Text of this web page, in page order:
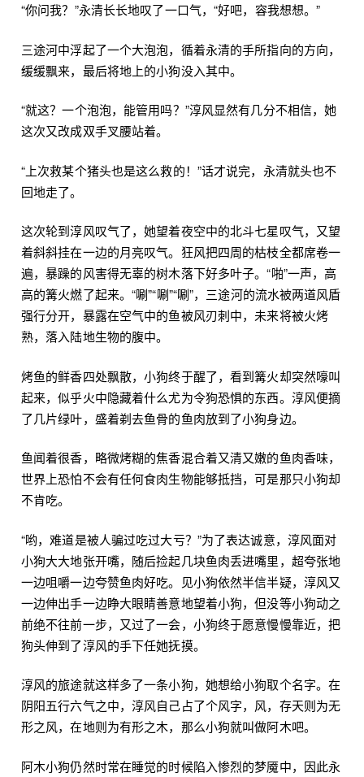
“你问我？”永清长长地叹了一口气，“好吧，容我想想。”
三途河中浮起了一个大泡泡，循着永清的手所指向的方向，
缓缓飘来，最后将地上的小狗没入其中。
“就这？一个泡泡，能管用吗？”淳风显然有几分不相信，她
这次又改成双手叉腰站着。
“上次救某个猪头也是这么救的！”话才说完，永清就头也不
回地走了。
这次轮到淳风叹气了，她望着夜空中的北斗七星叹气，又望
着斜斜挂在一边的月亮叹气。狂风把四周的枯枝全都席卷一
遍，暴躁的风害得无辜的树木落下好多叶子。“啪”一声，高
高的篝火燃了起来。“唰”“唰”“唰”，三途河的流水被两道风盾
强行分开，暴露在空气中的鱼被风刃刺中，未来将被火烤
熟，落入陆地生物的腹中。
烤鱼的鲜香四处飘散，小狗终于醒了，看到篝火却突然嚎叫
起来，似乎火中隐藏着什么尤为令狗恐惧的东西。淳风便摘
了几片绿叶，盛着剃去鱼骨的鱼肉放到了小狗身边。
鱼闻着很香，略微烤糊的焦香混合着又清又嫩的鱼肉香味，
世界上恐怕不会有任何食肉生物能够抵挡，可是那只小狗却
不肯吃。
“哟，难道是被人骗过吃过大亏？”为了表达诚意，淳风面对
小狗大大地张开嘴，随后捡起几块鱼肉丢进嘴里，超夸张地
一边咀嚼一边夸赞鱼肉好吃。见小狗依然半信半疑，淳风又
一边伸出手一边睁大眼睛善意地望着小狗，但没等小狗动之
前绝不往前一步，又过了一会，小狗终于愿意慢慢靠近，把
狗头伸到了淳风的手下任她抚摸。
淳风的旅途就这样多了一条小狗，她想给小狗取个名字。在
阴阳五行六气之中，淳风自己占了个风字，风，存天则为无
形之风，在地则为有形之木，那么小狗就叫做阿木吧。
阿木小狗仍然时常在睡觉的时候陷入惨烈的梦魇中，因此永